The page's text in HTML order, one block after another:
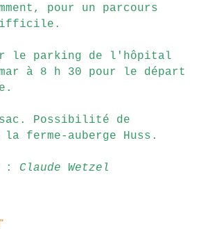
pour un parcours
le parking de l'hôpital
à 8 h 30 pour le départ
Possibilité de
ferme-auberge Huss.
: Claude Wetzel